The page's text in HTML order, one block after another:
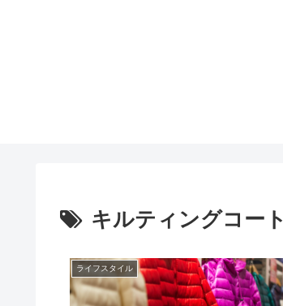
キルティングコート
ライフスタイル